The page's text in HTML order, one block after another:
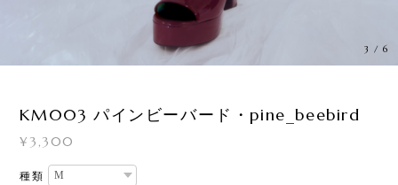
3 /6
KM003 パインビーバード・pine_beebird
¥3,300
種類